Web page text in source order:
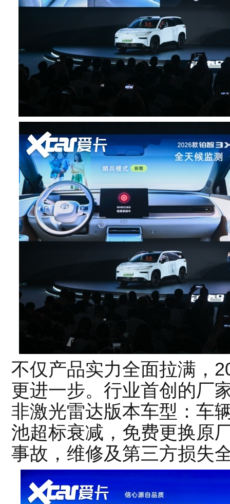
不仅产品实力全面拉满，
更进一步。行业首创的厂
非激光雷达版本车型：车
池超标衰减，免费更换原
事故，维修及第三方损失